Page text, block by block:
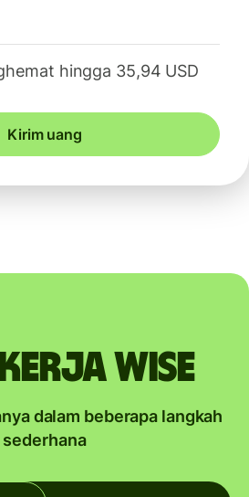
hingga 35,94 USD
Kirim uang
Wise
dalam beberapa langkah
sederhana